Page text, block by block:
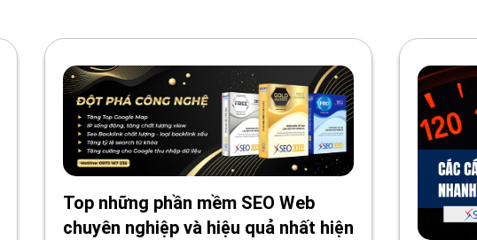
Top những phần mềm SEO Web
chuyên nghiệp và hiệu quả nhất hiện